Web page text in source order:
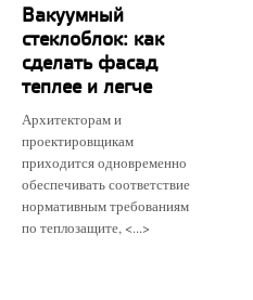
Вакуумный
стеклоблок: как
сделать фасад
теплее и легче
Архитекторам и
проектировщикам
приходится одновременно
обеспечивать соответствие
нормативным требованиям
по теплозащите, <...>